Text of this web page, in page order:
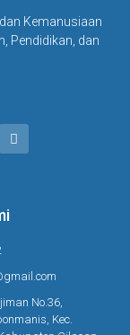
Kemanusiaan
Pendidikan, dan
No.36,
Kec.